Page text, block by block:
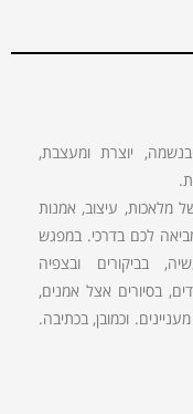
יוצרת ומעצבת,
מלאכות, עיצוב, אמנות
לכם בדרכי. במפגש
בביקורים ובצפיה
בסיורים אצל אמנים,
וכמובן, בכתיבה.